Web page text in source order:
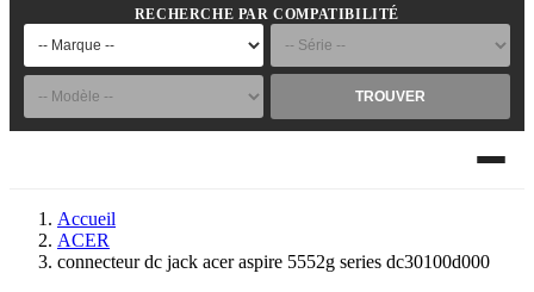
RECHERCHE PAR COMPATIBILITÉ
TROUVER
Accueil
ACER
connecteur dc jack acer aspire 5552g series dc30100d000